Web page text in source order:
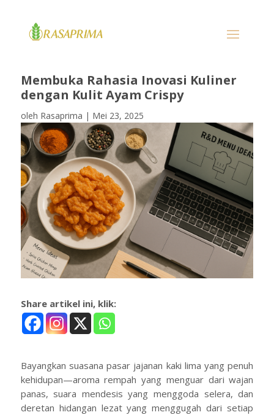
Membuka Rahasia Inovasi Kuliner
dengan Kulit Ayam Crispy
oleh Rasaprima | Mei 23, 2025
Share artikel ini, klik:
Bayangkan suasana pasar jajanan kaki lima yang penuh
kehidupan—aroma rempah yang menguar dari wajan
panas, suara mendesis yang menggoda selera, dan
deretan hidangan lezat yang menggugah dari setiap